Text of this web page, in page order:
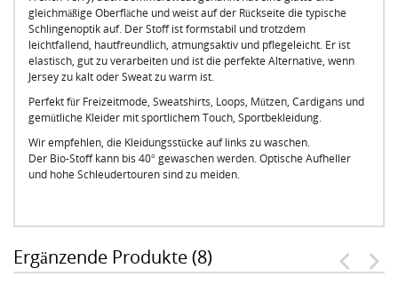
gleichmäßige Oberfläche und weist auf der Rückseite die typische
Schlingenoptik auf. Der Stoff ist formstabil und trotzdem
leichtfallend, hautfreundlich, atmungsaktiv und pflegeleicht. Er ist
elastisch, gut zu verarbeiten und ist die perfekte Alternative, wenn
Jersey zu kalt oder Sweat zu warm ist.
Perfekt für Freizeitmode, Sweatshirts, Loops, Mützen, Cardigans und
gemütliche Kleider mit sportlichem Touch, Sportbekleidung.
Wir empfehlen, die Kleidungsstücke auf links zu waschen.
Der Bio-Stoff kann bis 40° gewaschen werden. Optische Aufheller
und hohe Schleudertouren sind zu meiden.
Ergänzende Produkte (8)